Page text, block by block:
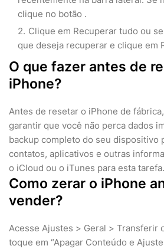
clique no botão .
Clique em Recuperar tudo ou
que deseja recuperar e clique em
O que fazer antes de
iPhone?
Antes de resetar o iPhone de
garantir que você não perca dados
backup completo do seu dispositivo
contatos, aplicativos e outras
o iCloud ou o iTunes para esta tarefa.
Como zerar o iPhone
vender?
Acesse Ajustes > Geral > Transferir
toque em “Apagar Conteúdo e